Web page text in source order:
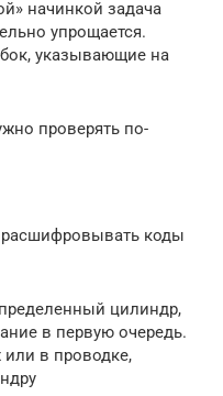
начинкой задача
упрощается.
указывающие на
проверять по-
коды
цилиндр,
в первую очередь.
в проводке,